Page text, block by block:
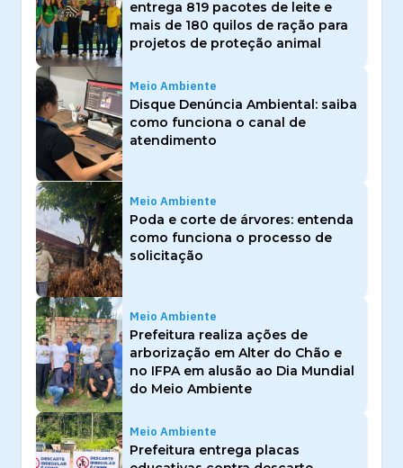
entrega 819 pacotes de leite e
mais de 180 quilos de ração para
projetos de proteção animal
Meio Ambiente
Disque Denúncia Ambiental: saiba
como funciona o canal de
atendimento
Meio Ambiente
Poda e corte de árvores: entenda
como funciona o processo de
solicitação
Meio Ambiente
Prefeitura realiza ações de
arborização em Alter do Chão e
no IFPA em alusão ao Dia Mundial
do Meio Ambiente
Meio Ambiente
Prefeitura entrega placas